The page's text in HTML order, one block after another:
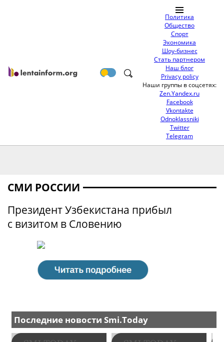
Политика
Общество
Спорт
Экономика
Шоу-бизнес
Стать партнером
Наш блог
Privacy policy
Наши группы в соцсетях:
Zen.Yandex.ru
Facebook
Vkontakte
Odnoklassniki
Twitter
Telegram
СМИ РОССИИ
Президент Узбекистана прибыл
с визитом в Словению